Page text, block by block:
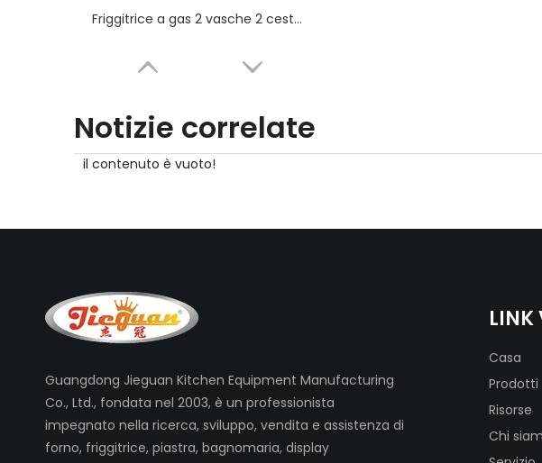
Friggitrice a gas 2 vasche 2 cestelli 28L
Notizie correlate
il contenuto è vuoto!
Guangdong Jieguan Kitchen Equipment Manufacturing
Co., Ltd., fondata nel 2003, è un professionista
impegnato nella ricerca, sviluppo, vendita e assistenza di
forno, friggitrice, piastra, bagnomaria, display
LINK
Casa
Prodotti
Risorse
Chi